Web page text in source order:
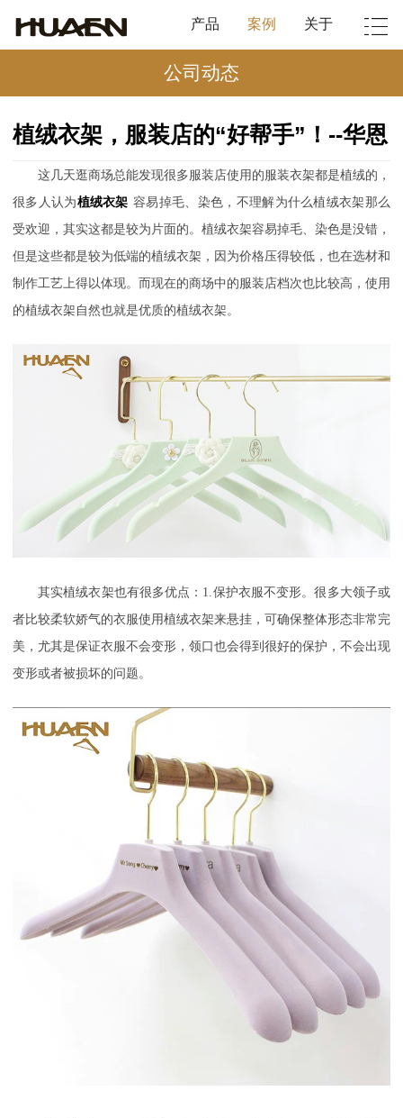
产品 案例 关于
公司动态
植绒衣架，服装店的“好帮手”！--华恩
这几天逛商场总能发现很多服装店使用的服装衣架都是植绒的，
很多人认为植绒衣架 容易掉毛、染色，不理解为什么植绒衣架那么
受欢迎，其实这都是较为片面的。 植绒衣架容易掉毛、染色是没错，
但是这些都是较为低端的植绒衣架，因为价格压得较低，也在选材和
制作工艺上得以体现。而现在的商场中的服装店档次也比较高，使用
的植绒衣架自然也就是优质的植绒衣架。
其实植绒衣架也有很多优点： 1.保护衣服不变形。很多大领子或
者比较柔软娇气的衣服使用植绒衣架来悬挂，可确保整体形态非常完
美，尤其是保证衣服不会变形，领口也会得到很好的保护，不会出现
变形或者被损坏的问题。